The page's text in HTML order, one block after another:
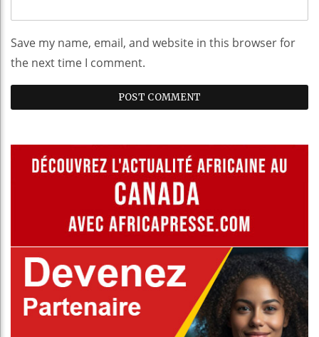
Save my name, email, and website in this browser for
the next time I comment.